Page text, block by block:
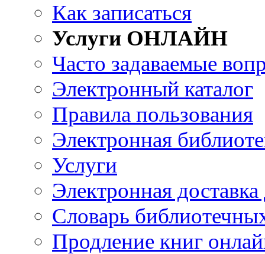
Как записаться
Услуги ОНЛАЙН
Часто задаваемые
Электронный каталог
Правила пользования
Электронная
Услуги
Электронная
Словарь
Продление книг